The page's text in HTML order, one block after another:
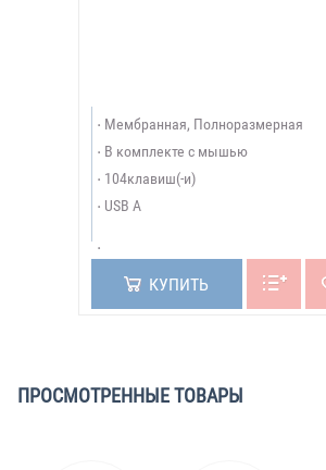
Мембранная, Полноразмерная
В комплекте с мышью
104клавиш(-и)
USB A
КУПИТЬ
ПРОСМОТРЕННЫЕ ТОВАРЫ